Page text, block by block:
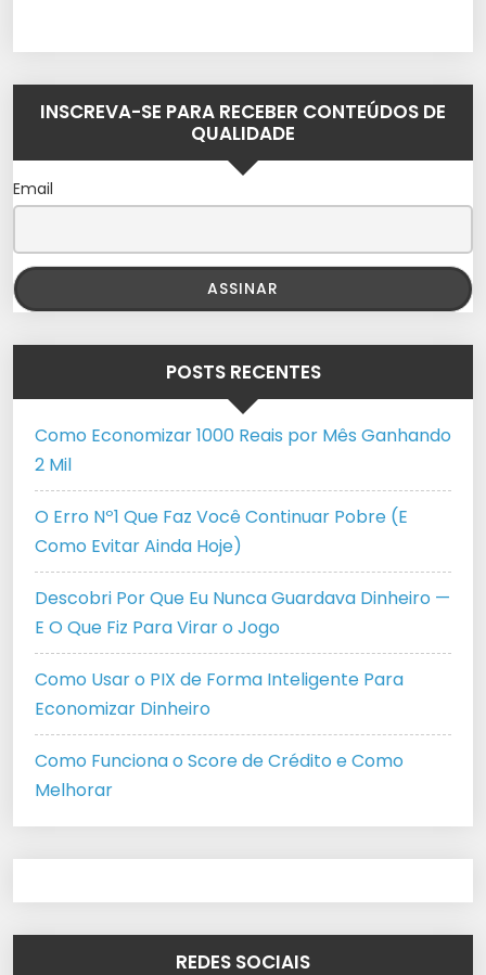
INSCREVA-SE PARA RECEBER CONTEÚDOS DE
QUALIDADE
Email
POSTS RECENTES
Como Economizar 1000 Reais por Mês Ganhando
2 Mil
O Erro Nº1 Que Faz Você Continuar Pobre (E
Como Evitar Ainda Hoje)
Descobri Por Que Eu Nunca Guardava Dinheiro —
E O Que Fiz Para Virar o Jogo
Como Usar o PIX de Forma Inteligente Para
Economizar Dinheiro
Como Funciona o Score de Crédito e Como
Melhorar
REDES SOCIAIS